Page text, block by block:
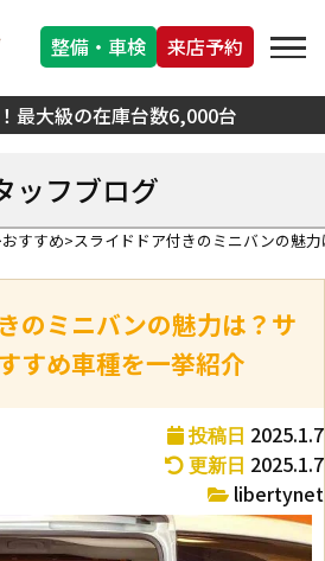
最大級の在庫台数6,000台
整備・車検 来店予約
ッフブログ
おすすめ スライドドア付きのミニバンの魅
のミニバンの魅力は？サ
すめ車種を一挙紹介
投稿日 2025.1.7
更新日 2025.1.7
libertynet